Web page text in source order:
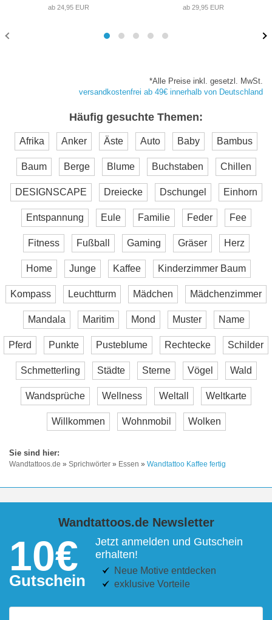
ab 24,95 EUR
ab 29,95 EUR
*Alle Preise inkl. gesetzl. MwSt.
versandkostenfrei ab 49€ innerhalb von Deutschland
Häufig gesuchte Themen:
Afrika Anker Äste Auto Baby Bambus
Baum Berge Blume Buchstaben Chillen
DESIGNSCAPE Dreiecke Dschungel Einhorn
Entspannung Eule Familie Feder Fee
Fitness Fußball Gaming Gräser Herz
Home Junge Kaffee Kinderzimmer Baum
Kompass Leuchtturm Mädchen Mädchenzimmer
Mandala Maritim Mond Muster Name
Pferd Punkte Pusteblume Rechtecke Schilder
Schmetterling Städte Sterne Vögel Wald
Wandsprüche Wellness Weltall Weltkarte
Willkommen Wohnmobil Wolken
Wandtattoos.de » Sprichwörter » Essen » Wandtattoo Kaffee fertig
Wandtattoos.de Newsletter
10€
Gutschein
Jetzt anmelden und Gutschein
erhalten!
Neue Motive entdecken
exklusive Vorteile